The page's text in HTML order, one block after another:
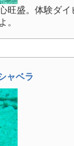
旺盛。体験ダ
。
ャベラ